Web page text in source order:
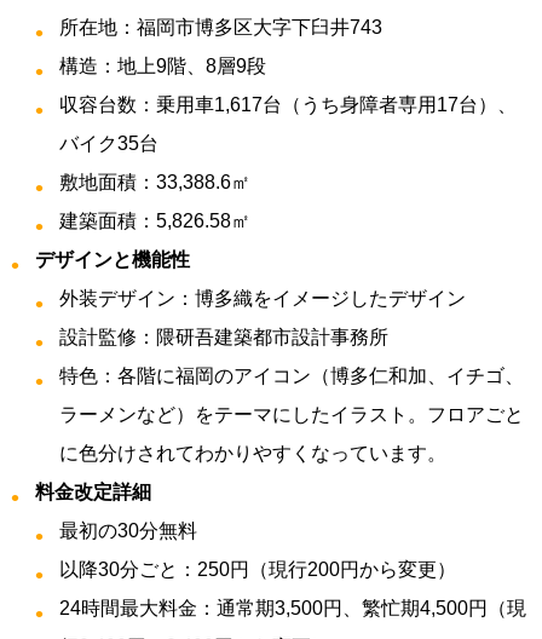
所在地：福岡市博多区大字下臼井743
構造：地上9階、8層9段
収容台数：乗用車1,617台（うち身障者専用17台）、
バイク35台
敷地面積：33,388.6㎡
建築面積：5,826.58㎡
デザインと機能性
外装デザイン：博多織をイメージしたデザイン
設計監修：隈研吾建築都市設計事務所
特色：各階に福岡のアイコン（博多仁和加、イチゴ、
ラーメンなど）をテーマにしたイラスト。フロアごと
に色分けされてわかりやすくなっています。
料金改定詳細
最初の30分無料
以降30分ごと：250円（現行200円から変更）
24時間最大料金：通常期3,500円、繁忙期4,500円（現